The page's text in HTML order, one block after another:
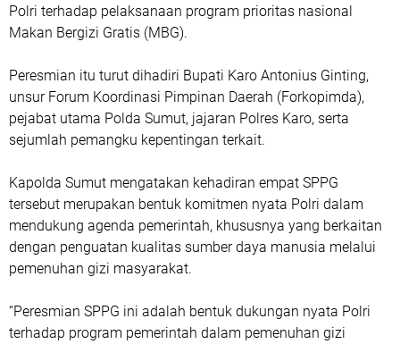
Polri terhadap pelaksanaan program prioritas nasional
Makan Bergizi Gratis (MBG).
Peresmian itu turut dihadiri Bupati Karo Antonius Ginting,
unsur Forum Koordinasi Pimpinan Daerah (Forkopimda),
pejabat utama Polda Sumut, jajaran Polres Karo, serta
sejumlah pemangku kepentingan terkait.
Kapolda Sumut mengatakan kehadiran empat SPPG
tersebut merupakan bentuk komitmen nyata Polri dalam
mendukung agenda pemerintah, khususnya yang berkaitan
dengan penguatan kualitas sumber daya manusia melalui
pemenuhan gizi masyarakat.
“Peresmian SPPG ini adalah bentuk dukungan nyata Polri
terhadap program pemerintah dalam pemenuhan gizi